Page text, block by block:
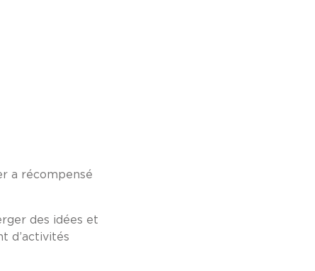
a récompensé
des idées et
d’activités